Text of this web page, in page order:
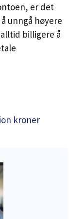
er det
unngå høyere
billigere å
kroner